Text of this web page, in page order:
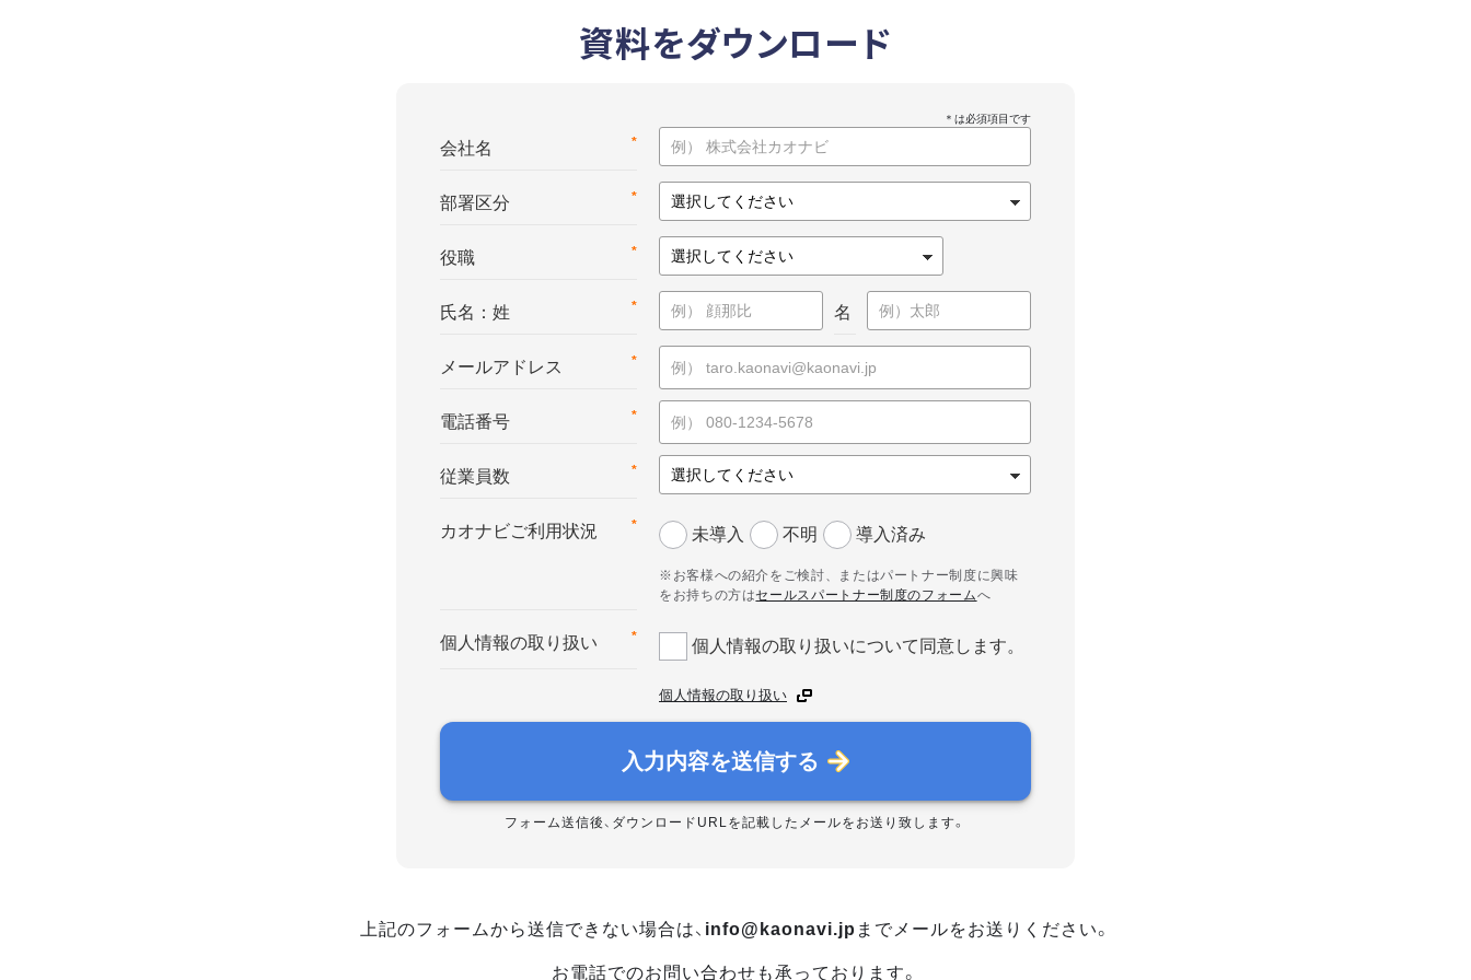
資料をダウンロード
*
会社名
*
部署区分
*
役職
*
氏名：姓 名
*
メールアドレス
*
電話番号
*
従業員数
*
カオナビご利用状況 未導入 不明 導入済み
※お客様への紹介をご検討、またはパートナー制度に興味
をお持ちの方はセールスパートナー制度のフォームへ
*
個人情報の取り扱い 個人情報の取り扱いについて同意します。
個人情報の取り扱い
入力内容を送信する
フォーム送信後、ダウンロードURLを記載したメールをお送り致します。
上記のフォームから送信できない場合は、 info@kaonavi.jp までメールをお送りください。
お電話でのお問い合わせも承っております。